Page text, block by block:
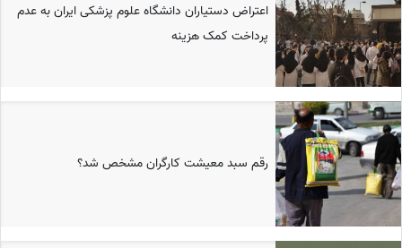
اعتراض دستیاران دانشگاه علوم پزشکی ایران به عدم
پرداخت کمک هزینه
رقم سبد معیشت کارگران مشخص شد؟